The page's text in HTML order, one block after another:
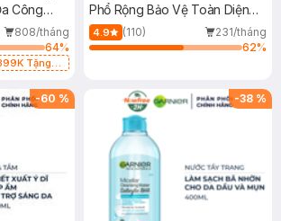
Công
808/tháng
64%
Tặng
Phổ Rộng Bảo Vệ Toàn Diện
40ml
4.9 (110)
231/tháng
62%
-60 % -38 %